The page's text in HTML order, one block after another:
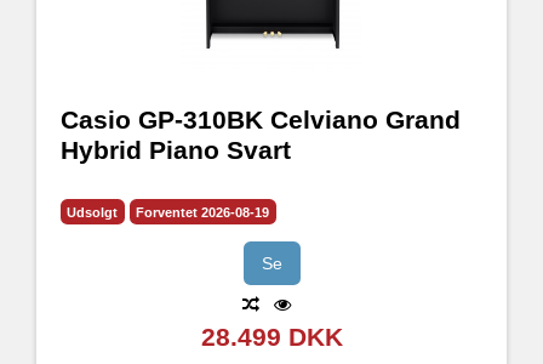
Casio GP-310BK Celviano Grand
Hybrid Piano Svart
Udsolgt Forventet 2026-08-19
Se
28.499 DKK